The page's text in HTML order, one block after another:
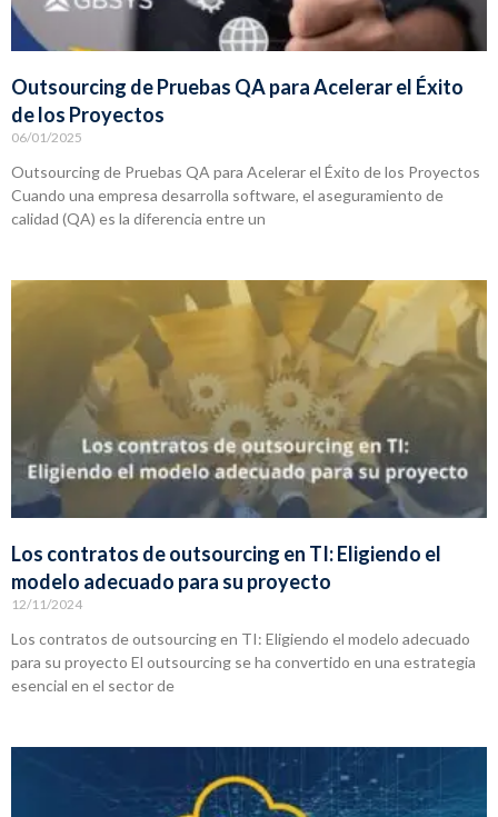
Outsourcing de Pruebas QA para Acelerar el Éxito
de los Proyectos
06/01/2025
Outsourcing de Pruebas QA para Acelerar el Éxito de los Proyectos
Cuando una empresa desarrolla software, el aseguramiento de
calidad (QA) es la diferencia entre un
Los contratos de outsourcing en TI: Eligiendo el
modelo adecuado para su proyecto
12/11/2024
Los contratos de outsourcing en TI: Eligiendo el modelo adecuado
para su proyecto El outsourcing se ha convertido en una estrategia
esencial en el sector de